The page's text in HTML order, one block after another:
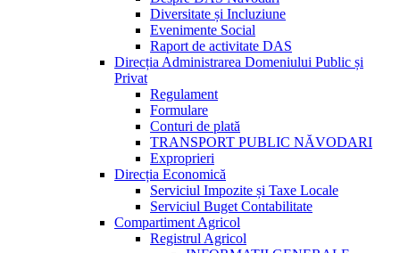
Diversitate și Incluziune
Evenimente Social
Raport de activitate DAS
Direcția Administrarea Domeniului Public și
Privat
Regulament
Formulare
Conturi de plată
TRANSPORT PUBLIC NĂVODARI
Exproprieri
Direcția Economică
Serviciul Impozite și Taxe Locale
Serviciul Buget Contabilitate
Compartiment Agricol
Registrul Agricol